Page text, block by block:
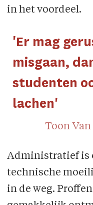
in het voordeel.
'Er mag
misgaan,
studenten
lachen'
Toon
Administratief is
technische
in de weg.